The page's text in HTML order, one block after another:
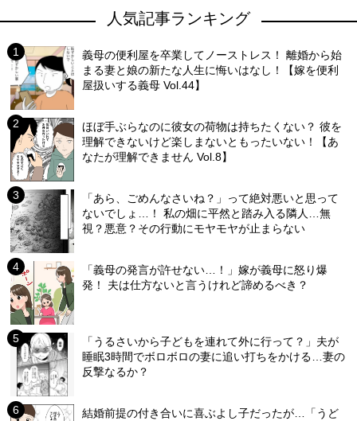
人気記事ランキング
義母の便利屋を卒業してノーストレス！ 離婚から始
まる妻と娘の新たな人生に悔いはなし！【嫁を便利
屋扱いする義母 Vol.44】
ほぼ手ぶらなのに彼女の荷物は持ちたくない？ 彼を
理解できないけど楽しまないともったいない！【あ
なたが理解できません Vol.8】
「あら、ごめんなさいね？」って絶対悪いと思って
ないでしょ…！ 私の畑に平然と踏み入る隣人…無
視？悪意？その行動にモヤモヤが止まらない
「義母の発言が許せない…！」嫁が義母に怒り爆
発！ 夫は仕方ないと言うけれど諦めるべき？
「うるさいから子どもを連れて外に行って？」夫が
睡眠3時間でボロボロの妻に追い打ちをかける…妻の
反撃なるか？
結婚前提の付き合いに喜ぶよし子だったが…「うど